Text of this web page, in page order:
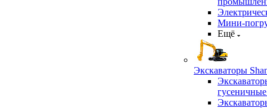
Мини-
Ещё
Экскаваторы